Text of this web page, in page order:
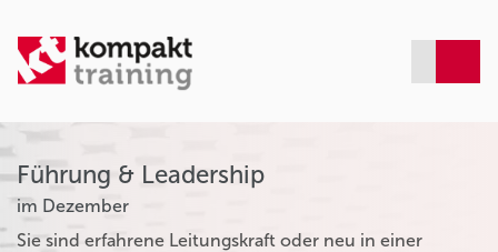
Führung & Leadership
im Dezember
Sie sind erfahrene Leitungskraft oder neu in einer